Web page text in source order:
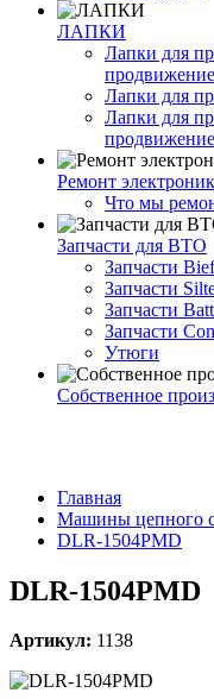
ЛАПКИ
Лапки для
Лапки для
Лапки для
Ремонт
Что мы
Запчасти для ВТО
Запчасти
Запчасти
Запчасти
Запчасти
Утюги
Собственное
Главная
Машины цепного
DLR-1504PMD
DLR-1504PMD
Артикул: 1138